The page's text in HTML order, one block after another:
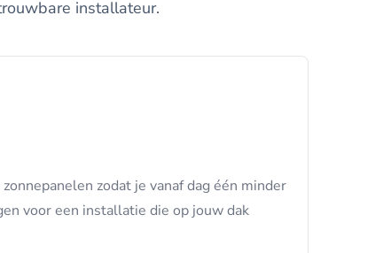
installateur.
zodat je vanaf dag één minder
voor een installatie die op jouw dak